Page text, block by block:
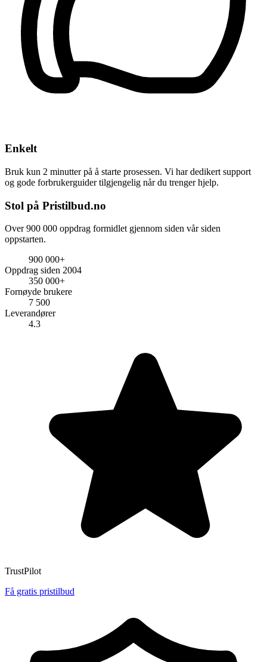
Enkelt
Bruk kun 2 minutter på å starte prosessen. Vi har dedikert support
og gode forbrukerguider tilgjengelig når du trenger hjelp.
Stol på Pristilbud.no
Over 900 000 oppdrag formidlet gjennom siden vår siden
oppstarten.
900 000+
Oppdrag siden 2004
350 000+
Fornøyde brukere
7 500
Leverandører
4.3
TrustPilot
Få gratis pristilbud